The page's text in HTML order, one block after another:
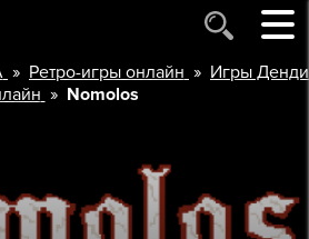
» Ретро-игры онлайн » Игры Денди
» Nomolos